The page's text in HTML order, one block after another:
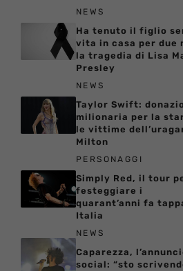
NEWS
Ha tenuto il figlio
vita in casa per due
la tragedia di Lisa
Presley
NEWS
Taylor Swift:
milionaria per la
le vittime
Milton
PERSONAGGI
Simply Red, il tour
festeggiare i
quarant’anni fa
Italia
NEWS
Caparezza,
social: “sto